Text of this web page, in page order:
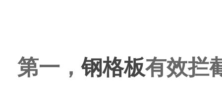
第一，钢格板有效拦